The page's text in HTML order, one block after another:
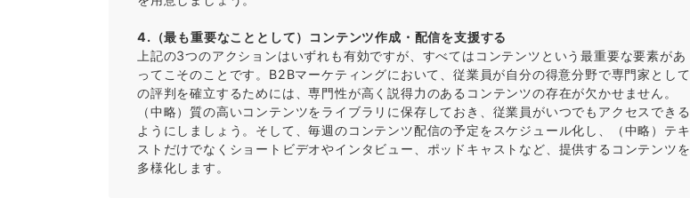
4.（最も重要なこととして）コンテンツ作成・配信を支援する
上記の3つのアクションはいずれも有効ですが、すべてはコンテンツという最重要な要素があ
ってこそのことです。B2Bマーケティングにおいて、従業員が自分の得意分野で専門家として
の評判を確立するためには、専門性が高く説得力のあるコンテンツの存在が欠かせません。
（中略）質の高いコンテンツをライブラリに保存しておき、従業員がいつでもアクセスできる
ようにしましょう。そして、毎週のコンテンツ配信の予定をスケジュール化し、（中略）テキ
ストだけでなくショートビデオやインタビュー、ポッドキャストなど、提供するコンテンツを
多様化します。